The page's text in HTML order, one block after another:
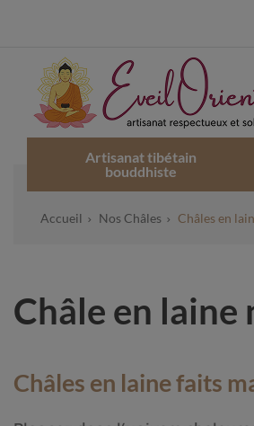
Artisanat tibétain
bouddhiste
Accueil Nos Châles Châles en
Châle en
Châles en laine faits